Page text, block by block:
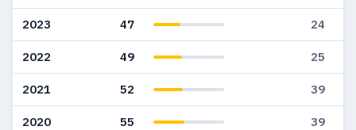
2023 47 24
2022 49 25
2021 52 39
2020 55 39